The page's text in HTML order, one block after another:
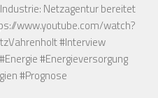
Netzagentur bereitet
www.youtube.com/watch?
#Interview
#Energieversorgung
#Prognose